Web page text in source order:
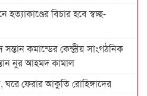
বিচার হবে স্বচ্ছ-
কমান্ডের কেন্দ্রীয় সাংগঠনিক
নুর আহমদ কামাল
ঘরে ফেরার আকুতি রোহিঙ্গাদের